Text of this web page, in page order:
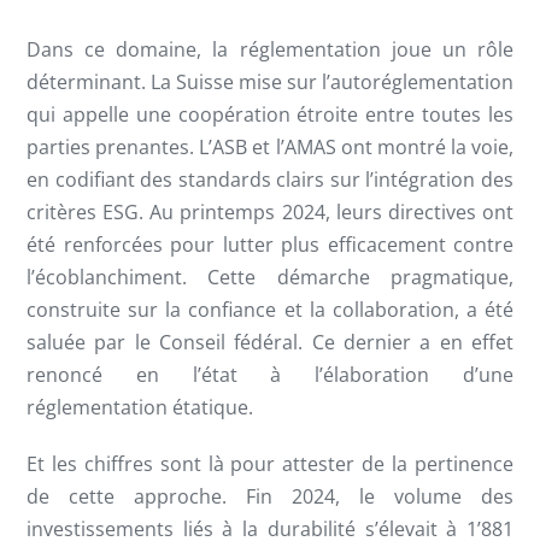
Dans ce domaine, la réglementation joue un rôle
déterminant. La Suisse mise sur l’autoréglementation
qui appelle une coopération étroite entre toutes les
parties prenantes. L’ASB et l’AMAS ont montré la voie,
en codifiant des standards clairs sur l’intégration des
critères ESG. Au printemps 2024, leurs directives ont
été renforcées pour lutter plus efficacement contre
l’écoblanchiment. Cette démarche pragmatique,
construite sur la confiance et la collaboration, a été
saluée par le Conseil fédéral. Ce dernier a en effet
renoncé en l’état à l’élaboration d’une
réglementation étatique.
Et les chiffres sont là pour attester de la pertinence
de cette approche. Fin 2024, le volume des
investissements liés à la durabilité s’élevait à 1’881